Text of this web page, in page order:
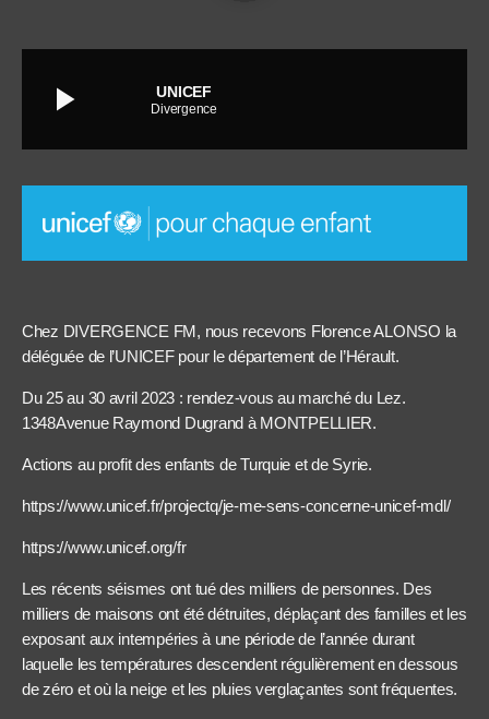
play_arrow UNICEF
Divergence
Chez DIVERGENCE FM, nous recevons Florence ALONSO la
déléguée de l’UNICEF pour le département de l’Hérault.
Du 25 au 30 avril 2023 : rendez-vous au marché du Lez.
1348Avenue Raymond Dugrand à MONTPELLIER.
Actions au profit des enfants de Turquie et de Syrie.
https://www.unicef.fr/projectq/je-me-sens-concerne-unicef-mdl/
https://www.unicef.org/fr
Les récents séismes ont tué des milliers de personnes. Des
milliers de maisons ont été détruites, déplaçant des familles et les
exposant aux intempéries à une période de l’année durant
laquelle les températures descendent régulièrement en dessous
de zéro et où la neige et les pluies verglaçantes sont fréquentes.